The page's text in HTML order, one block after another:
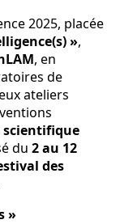
2025, placée
»,
, en
de
ateliers
scientifique
du 2 au 12
des
»